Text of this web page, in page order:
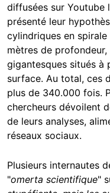
diffusées sur
présenté leur
cylindriques en
mètres de
gigantesques situés à
surface. Au total, ces
plus de 340.000 fois.
chercheurs dévoilent
de leurs analyses,
réseaux sociaux.
Plusieurs internautes
"omerta scientifique"